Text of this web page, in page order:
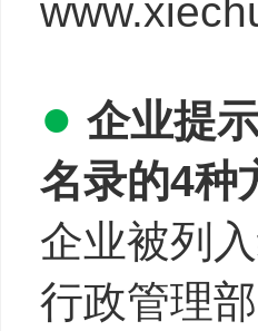
● 企业提
名录的4种
企业被列
行政管理